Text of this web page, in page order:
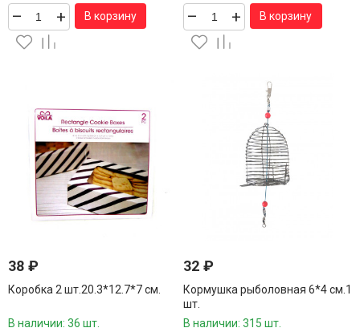
– + В корзину – + В корзину
38 ₽
Коробка 2 шт.20.3*12.7*7 см.
В наличии: 36 шт.
32₽
Кормушка рыболовная 6*4 см.1
шт.
В наличии: 315 шт.